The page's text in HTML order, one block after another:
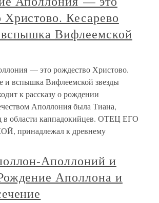
Христово. Кесарево
Вифлеемской
— это рождество Христово.
и вспышка Вифлеемской звезды
к рассказу о рождении
Аполлония была Тиана,
в области каппадокийцев. ОТЕЦ ЕГО
принадлежал к древнему
Аполлоний и
Аполлона и